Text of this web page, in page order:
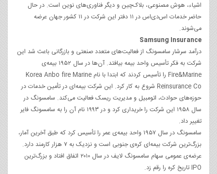
اشیاء، هوش مصنوعی، بلاک‌چین و دیگر فناوری‌های نوین است. در حال
حاضر خدمات اس‌دی‌اس در ۱۱ دفتر این شرکت در ۱۱ کشور جهان عرضه
می‌شوند.
Samsung Insurance
درآمد سرشار سامسونگ از فعالیت‌های متعدد صنعتی و بازرگانی باعث شد این
شرکت به فکر تأسیس واحد بیمه‌ بیافتد. آن‌ها در سال ۱۹۵۲ بیمه‌ی
Fire&Marine را تأسیس کردند که ابتدا با نام Korea Anbo fire Marine
Reinsurance Co شروع به کار کرد. این شرکت بیمه‌ای در تأمین خدمات در
حوزه‌های حوادث، اتومبیل و مدیریت ریسک فعالیت می‌کند. سامسونگ در
سال ۱۹۵۸ این شرکت را خریداری کرد و در ۱۹۹۳ نام آن را به سامسونگ فایر
تغییر داد.
سامسونگ در سال ۱۹۵۷ واحد بیمه‌ی عمر را تأسیس کرد که طبق آخرین آمار،
بزرگ‌ترین شرکت بیمه‌ای کره‌ی جنوبی است و نزدیک به ۷ هزار کارمند دارد.
عرضه‌ی عمومی سهام سامسونگ لایف در سال ۲۰۱۰ اتفاق افتاد و بزرگ‌ترین
IPO تاریخ کره را رقم زد.